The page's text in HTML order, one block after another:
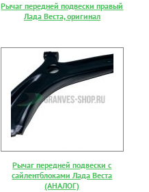
Рычаг передней подвески правый
Лада Веста, оригинал
Рычаг передней подвески с
сайлентблоками Лада Веста
(АНАЛОГ)